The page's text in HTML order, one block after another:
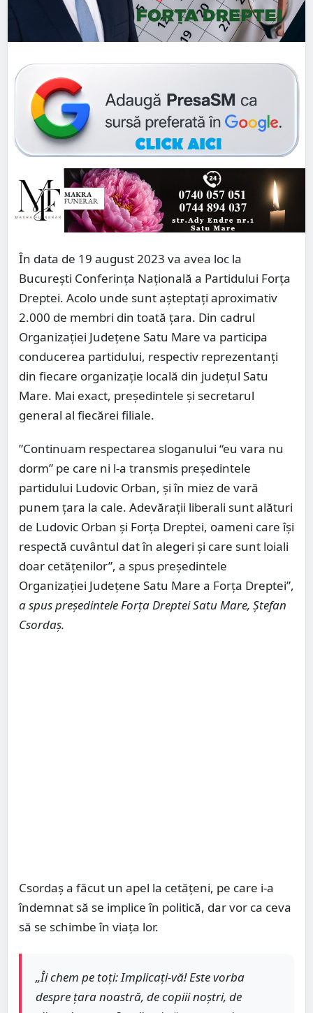
În data de 19 august 2023 va avea loc la
București Conferința Națională a Partidului Forța
Dreptei. Acolo unde sunt așteptați aproximativ
2.000 de membri din toată țara. Din cadrul
Organizației Județene Satu Mare va participa
conducerea partidului, respectiv reprezentanți
din fiecare organizație locală din județul Satu
Mare. Mai exact, președintele și secretarul
general al fiecărei filiale.
”Continuam respectarea sloganului “eu vara nu
dorm” pe care ni l-a transmis președintele
partidului Ludovic Orban, și în miez de vară
punem țara la cale. Adevărații liberali sunt alături
de Ludovic Orban și Forța Dreptei, oameni care își
respectă cuvântul dat în alegeri și care sunt loiali
doar cetățenilor”, a spus președintele
Organizației Județene Satu Mare a Forța Dreptei”,
a spus președintele Forța Dreptei Satu Mare, Ștefan
Csordaș.
Csordaș a făcut un apel la cetățeni, pe care i-a
îndemnat să se implice în politică, dar vor ca ceva
să se schimbe în viața lor.
„Îi chem pe toți: Implicați-vă! Este vorba
despre țara noastră, de copiii noștri, de